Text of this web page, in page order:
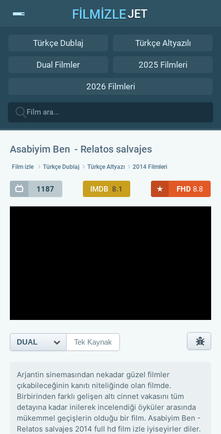
FİLMİZLEJET
Türkçe Dublaj Türkçe Altyazılı
Dual Filmler 2025 Filmleri
2026 Filmleri
Asabiyim Ben Relatos salvajes
Film izle Türkçe Dublaj Türkçe Altyazı 2014 Filmleri
1187 IMDB 8.1 ★ FHD 8.8
Arjantin sinemasından nekadar güzel filmler
çıkabileceğinin kanıtı niteliğinde olan filmde.
Birbirinden farklı gelişen altı cinnet vakasını tüm
detayına kadar inilerek incelendiği öyküler arasında
mükemmel geçişlerin olduğu bir film. Asabiyim Ben -
Relatos salvajes 2014 full hd film izle iyiseyirler diler.
DUAL Tek Kaynak